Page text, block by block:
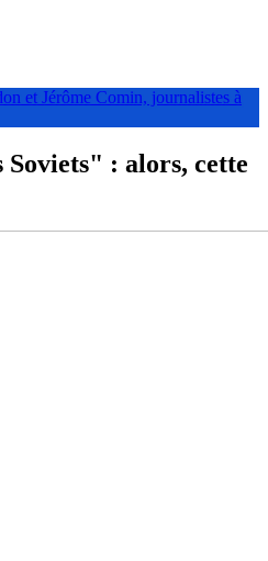
et Jérôme Comin, journalistes à
: alors, cette